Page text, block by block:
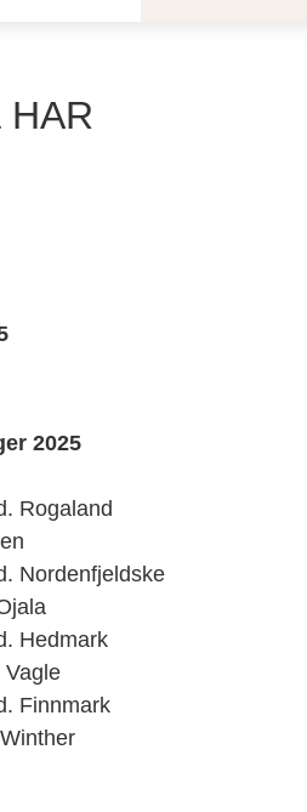
HAR
2025
Rogaland
Nordenfjeldske
Hedmark
Vagle
Finnmark